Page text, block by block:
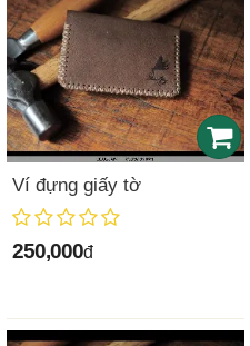
Ví đựng giấy tờ
250,000đ